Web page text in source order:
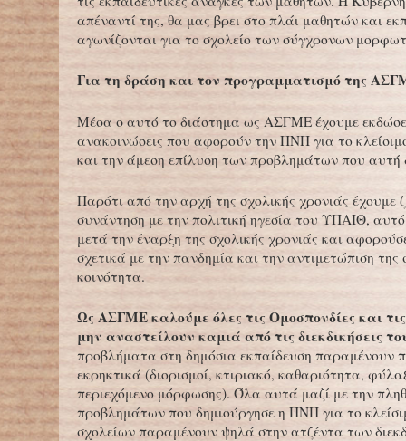
απέναντί της, θα μας βρει στο πλάι μαθητών και
αγωνίζονται για το σχολείο των σύγχρονων
Για τη δράση και τον προγραμματισμό της
Μέσα σ αυτό το διάστημα ως ΑΣΓΜΕ έχουμε
ανακοινώσεις που αφορούν την ΠΝΠ για το
και την άμεση επίλυση των προβλημάτων που αυτή
Παρότι από την αρχή της σχολικής χρονιάς έχουμε
συνάντηση με την πολιτική ηγεσία του ΥΠΑΙΘ, αυτό
μετά την έναρξη της σχολικής χρονιάς και
σχετικά με την πανδημία και την αντιμετώπιση της
κοινότητα.
Ως ΑΣΓΜΕ καλούμε όλες τις Ομοσπονδίες και
μην αναστείλουν καμιά από τις διεκδικήσεις
προβλήματα στη δημόσια εκπαίδευση παραμένουν
εκρηκτικά (διορισμοί, κτιριακό, καθαριότητα,
περιεχόμενο μόρφωσης). Όλα αυτά μαζί με την
προβλημάτων που δημιούργησε η ΠΝΠ για το
σχολείων παραμένουν ψηλά στην ατζέντα των